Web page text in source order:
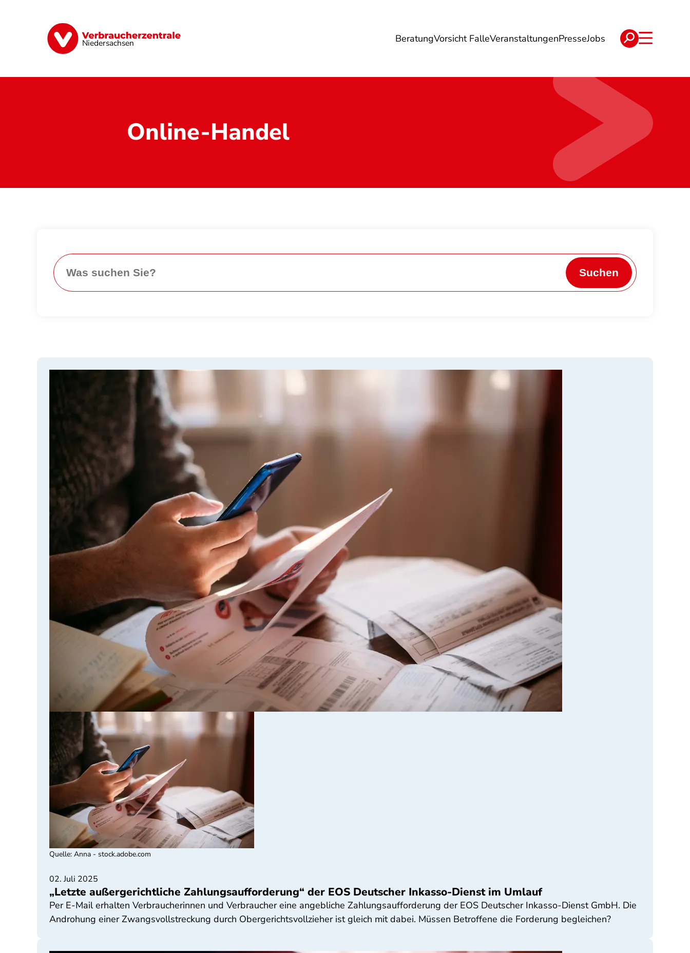
Niedersachsen BeratungVorsicht FalleVeranstaltungenPresseJobs
Digitale Welt Energie Geld & Versicherungen Ernährung Reise Verträge & Reklamation
Online-Handel
Suchen
02. Juli 2025
„Letzte außergerichtliche Zahlungsaufforderung“ der EOS Deutscher Inkasso-Dienst im Umlauf
Per E-Mail erhalten Verbraucherinnen und Verbraucher eine angebliche Zahlungsaufforderung der EOS Deutscher Inkasso-Dienst GmbH. Die
Androhung einer Zwangsvollstreckung durch Obergerichtsvollzieher ist gleich mit dabei. Müssen Betroffene die Forderung begleichen?
Quelle: Anna - stock.adobe.com